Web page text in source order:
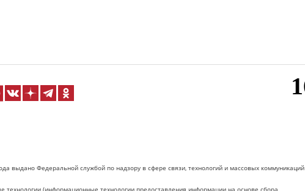
выдано Федеральной службой по надзору в сфере связи, технологий и массовых коммуникаций